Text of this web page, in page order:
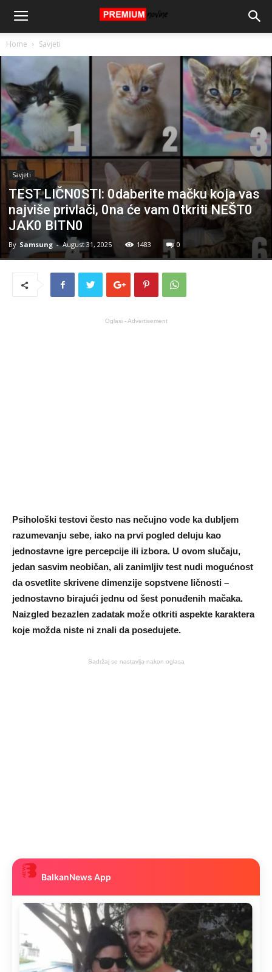
Home Savjeti
Savjeti
TEST LIČN0STI: 0daberite mačku koja vas
najviše privlači, 0na će vam 0tkriti NEŠT0
JAK0 BITN0
By Samsung - August 31, 2025 1483 0
Oglasi - Advertisement
Psihološki testovi često nas nečujno vode ka dubljem
razumevanju sebe, iako na prvi pogled deluju kao
jednostavne igre percepcije ili izbora. U ovom slučaju,
jedan sasvim neobičan, ali zanimljiv test nudi mogućnost
da osvetlite skrivene dimenzije sopstvene ličnosti –
jednostavno birajući jednu od šest ponuđenih mačaka.
Naizgled bezazlen zadatak može otkriti aspekte karaktera
koje možda niste ni znali da posedujete.
Sadržaj se nastavlja nakon oglasa
BalkanNews App